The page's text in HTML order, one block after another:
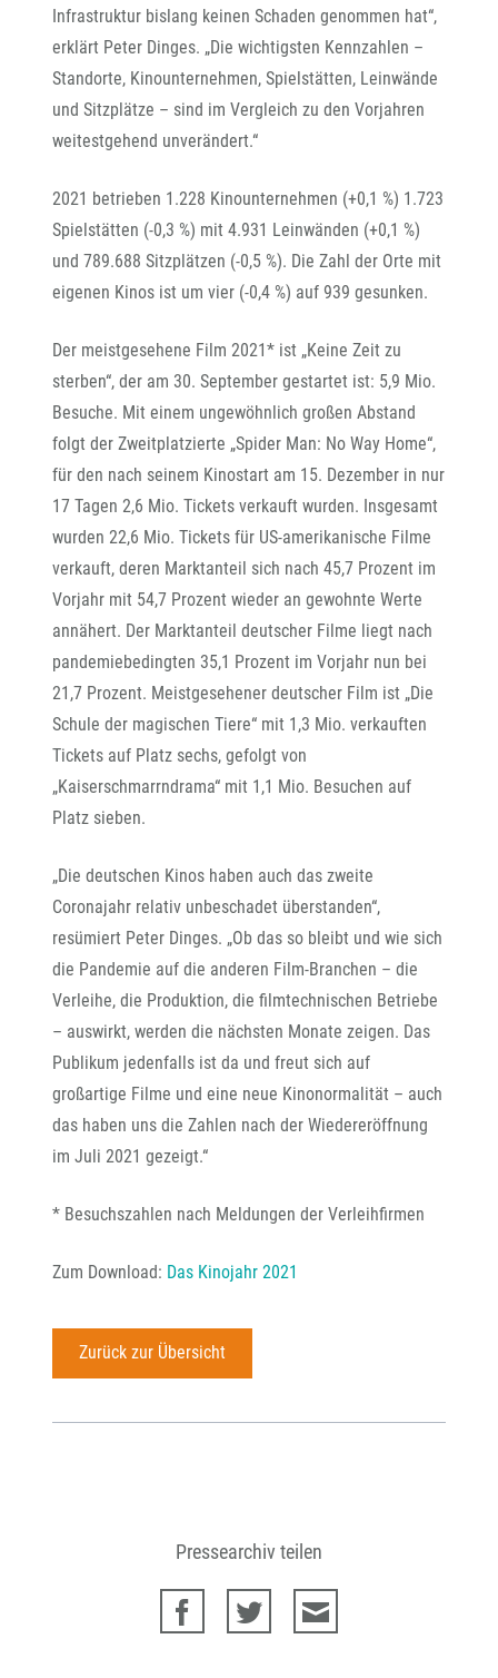
Infrastruktur bislang keinen Schaden genommen hat“,
erklärt Peter Dinges. „Die wichtigsten Kennzahlen –
Standorte, Kinounternehmen, Spielstätten, Leinwände
und Sitzplätze – sind im Vergleich zu den Vorjahren
weitestgehend unverändert.“
2021 betrieben 1.228 Kinounternehmen (+0,1 %) 1.723
Spielstätten (-0,3 %) mit 4.931 Leinwänden (+0,1 %)
und 789.688 Sitzplätzen (-0,5 %). Die Zahl der Orte mit
eigenen Kinos ist um vier (-0,4 %) auf 939 gesunken.
Der meistgesehene Film 2021* ist „Keine Zeit zu
sterben“, der am 30. September gestartet ist: 5,9 Mio.
Besuche. Mit einem ungewöhnlich großen Abstand
folgt der Zweitplatzierte „Spider Man: No Way Home“,
für den nach seinem Kinostart am 15. Dezember in nur
17 Tagen 2,6 Mio. Tickets verkauft wurden. Insgesamt
wurden 22,6 Mio. Tickets für US-amerikanische Filme
verkauft, deren Marktanteil sich nach 45,7 Prozent im
Vorjahr mit 54,7 Prozent wieder an gewohnte Werte
annähert. Der Marktanteil deutscher Filme liegt nach
pandemiebedingten 35,1 Prozent im Vorjahr nun bei
21,7 Prozent. Meistgesehener deutscher Film ist „Die
Schule der magischen Tiere“ mit 1,3 Mio. verkauften
Tickets auf Platz sechs, gefolgt von
„Kaiserschmarrndrama“ mit 1,1 Mio. Besuchen auf
Platz sieben.
„Die deutschen Kinos haben auch das zweite
Coronajahr relativ unbeschadet überstanden“,
resümiert Peter Dinges. „Ob das so bleibt und wie sich
die Pandemie auf die anderen Film-Branchen – die
Verleihe, die Produktion, die filmtechnischen Betriebe
– auswirkt, werden die nächsten Monate zeigen. Das
Publikum jedenfalls ist da und freut sich auf
großartige Filme und eine neue Kinonormalität – auch
das haben uns die Zahlen nach der Wiedereröffnung
im Juli 2021 gezeigt.“
* Besuchszahlen nach Meldungen der Verleihfirmen
Zum Download: Das Kinojahr 2021
Zurück zur Übersicht
Pressearchiv teilen